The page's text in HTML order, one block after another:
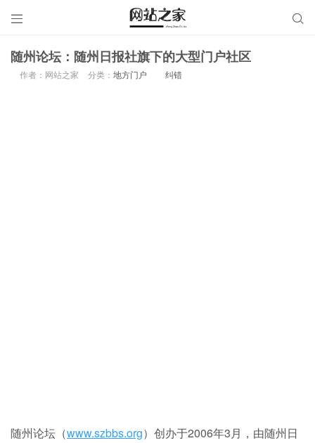
 
随州论坛：随州日报社旗下的大型门户社区
作者：网站之家 分类： 地方门户 纠错
随州论坛（www.szbbs.org）创办于2006年3月，由随州日